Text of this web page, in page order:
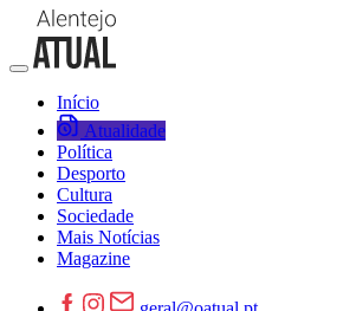
Início
Atualidade
Política
Desporto
Cultura
Sociedade
Mais Notícias
Magazine